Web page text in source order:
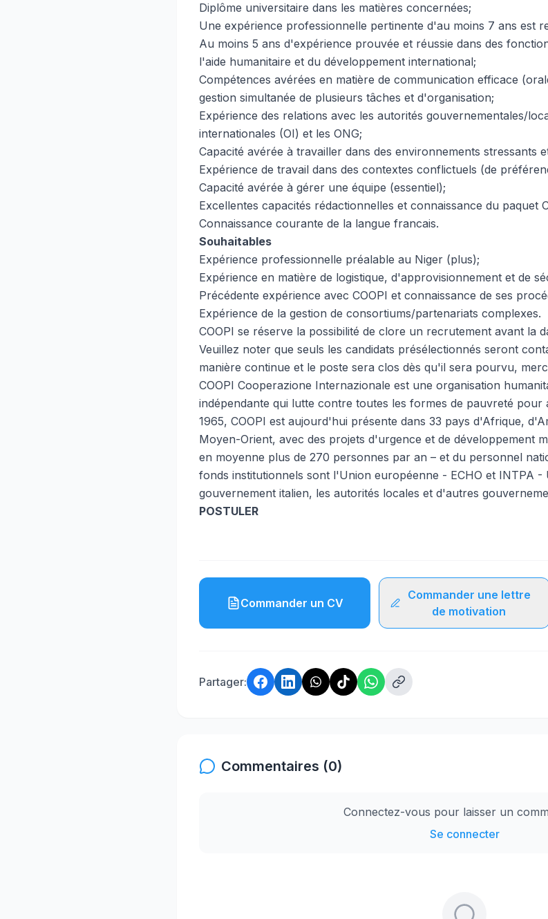
Diplôme universitaire dans les matières concernées;
Une expérience professionnelle pertinente d'au moins 7 ans est
Au moins 5 ans d'expérience prouvée et réussie dans des
l'aide humanitaire et du développement international;
Compétences avérées en matière de communication efficace
gestion simultanée de plusieurs tâches et d'organisation;
Expérience des relations avec les autorités gouvernementales/
internationales (OI) et les ONG;
Capacité avérée à travailler dans des environnements stressants
Expérience de travail dans des contextes conflictuels (de
Capacité avérée à gérer une équipe (essentiel);
Excellentes capacités rédactionnelles et connaissance du paquet
Connaissance courante de la langue francais.
Souhaitables
Expérience professionnelle préalable au Niger (plus);
Expérience en matière de logistique, d'approvisionnement et de
Précédente expérience avec COOPI et connaissance de ses
Expérience de la gestion de consortiums/partenariats complexes.
COOPI se réserve la possibilité de clore un recrutement avant la
Veuillez noter que seuls les candidats présélectionnés seront
manière continue et le poste sera clos dès qu'il sera pourvu,
COOPI Cooperazione Internazionale est une organisation
indépendante qui lutte contre toutes les formes de pauvreté pour
1965, COOPI est aujourd'hui présente dans 33 pays d'Afrique,
Moyen-Orient, avec des projets d'urgence et de développement
en moyenne plus de 270 personnes par an – et du personnel
fonds institutionnels sont l'Union européenne - ECHO et INTPA -
gouvernement italien, les autorités locales et d'autres
POSTULER
Commander un CV
Commander une lettre
de motivation
Partager:
Commentaires (0)
Connectez-vous pour laisser un
Se connecter